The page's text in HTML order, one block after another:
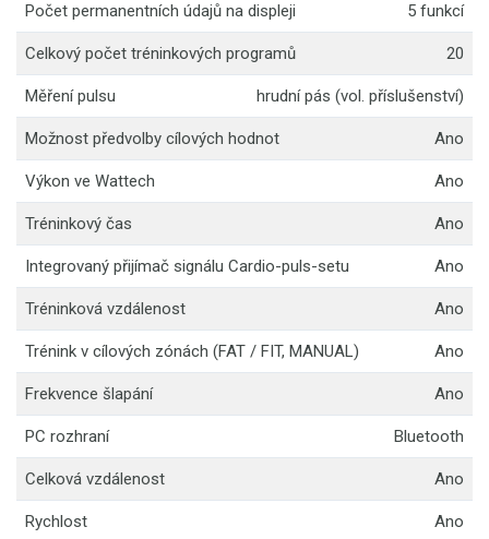
Počet permanentních údajů na displeji 5 funkcí
Celkový počet tréninkových programů 20
Měření pulsu hrudní pás (vol. příslušenství)
Možnost předvolby cílových hodnot Ano
Výkon ve Wattech Ano
Tréninkový čas Ano
Integrovaný přijímač signálu Cardio-puls-setu Ano
Tréninková vzdálenost Ano
Trénink v cílových zónách (FAT / FIT, MANUAL) Ano
Frekvence šlapání Ano
PC rozhraní Bluetooth
Celková vzdálenost Ano
Rychlost Ano